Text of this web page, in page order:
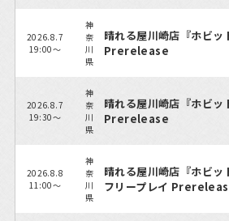
2026.8.7
19:00～
神
奈
川
県
晴れる屋川崎店『ホビッ
Prerelease
2026.8.7
19:30～
神
奈
川
県
晴れる屋川崎店『ホビッ
Prerelease
2026.8.8
11:00～
神
奈
川
県
晴れる屋川崎店『ホビッ
フリープレイ